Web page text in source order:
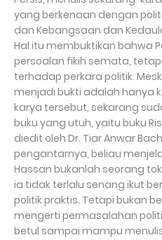
yang berkenaan dengan
dan Kebangsaan dan
Hal itu membuktikan bahwa
persoalan fikih semata,
terhadap perkara politik.
menjadi bukti adalah hanya
karya tersebut, sekarang
buku yang utuh, yaitu buku
diedit oleh Dr. Tiar Anwar
pengantarnya, beliau
Hassan bukanlah seorang
ia tidak terlalu senang ikut
politik praktis. Tetapi bukan
mengerti permasalahan
betul sampai mampu